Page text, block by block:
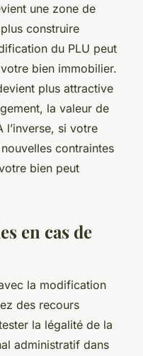
une zone de
construire
du PLU peut
bien immobilier.
plus attractive
la valeur de
l’inverse, si votre
contraintes
bien peut
en cas de
la modification
des recours
la légalité de la
administratif dans